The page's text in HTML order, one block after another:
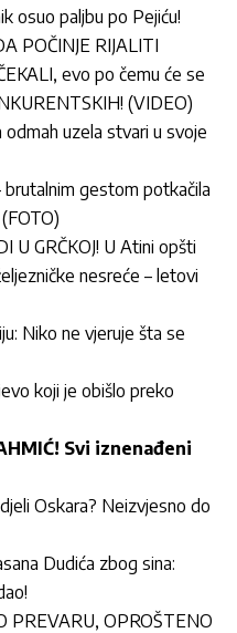
osuo paljbu po Pejiću!
POČINJE RIJALITI
evo po čemu će se
(VIDEO)
odmah uzela stvari u svoje
brutalnim gestom potkačila
U GRČKOJ! U Atini opšti
nesreće – letovi
Niko ne vjeruje šta se
koji je obišlo preko
Svi iznenađeni
Oskara? Neizvjesno do
Dudića zbog sina:
PREVARU, OPROŠTENO